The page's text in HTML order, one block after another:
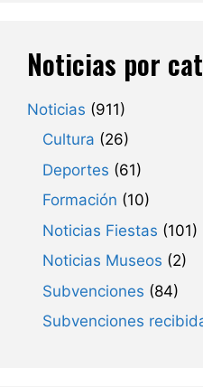
Noticias por
Noticias (911)
Cultura (26)
Deportes (61)
Formación (10)
Noticias Fiestas (101)
Noticias Museos (2)
Subvenciones (84)
Subvenciones